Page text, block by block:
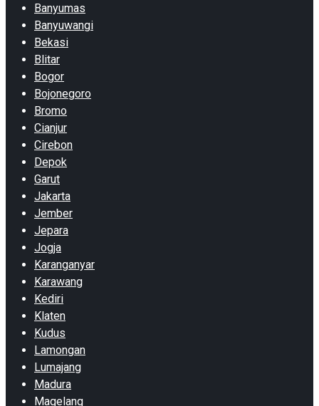
Banyumas
Banyuwangi
Bekasi
Blitar
Bogor
Bojonegoro
Bromo
Cianjur
Cirebon
Depok
Garut
Jakarta
Jember
Jepara
Jogja
Karanganyar
Karawang
Kediri
Klaten
Kudus
Lamongan
Lumajang
Madura
Magelang